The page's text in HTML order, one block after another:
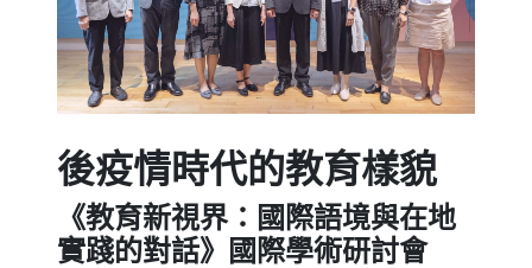
後疫情時代的教育樣貌
《教育新視界：國際語境與在地
實踐的對話》國際學術研討會